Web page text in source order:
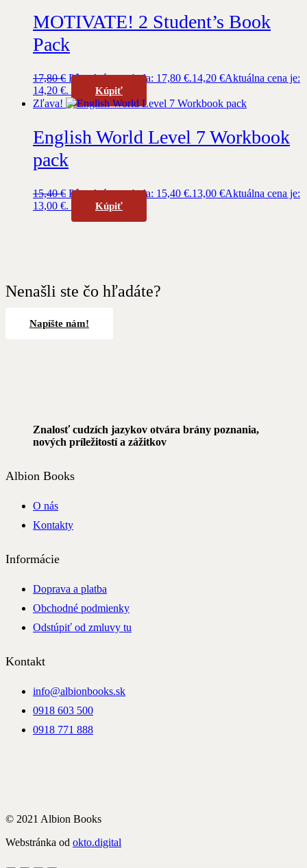
MOTIVATE! 2 Student’s Book
Pack
17,80€ Pôvodná cena bola: 17,80 €.14,20 €Aktuálna cena je:
14,20 €.
Kúpiť
Zľava!
English World Level 7 Workbook
pack
15,40€ Pôvodná cena bola: 15,40 €.13,00 €Aktuálna cena je:
13,00 €.
Kúpiť
Nenašli ste čo hľadáte?
Napíšte nám!
Znalosť cudzích jazykov otvára brány poznania,
nových príležitostí a zážitkov
Albion Books
O nás
Kontakty
Informácie
Doprava a platba
Obchodné podmienky
Odstúpiť od zmluvy tu
Kontakt
info@albionbooks.sk
0918 603 500
0918 771 888
© 2021 Albion Books
Webstránka od okto.digital